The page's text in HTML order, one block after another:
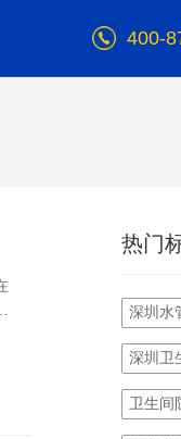
400-
热门
深圳水
深圳卫
卫生间